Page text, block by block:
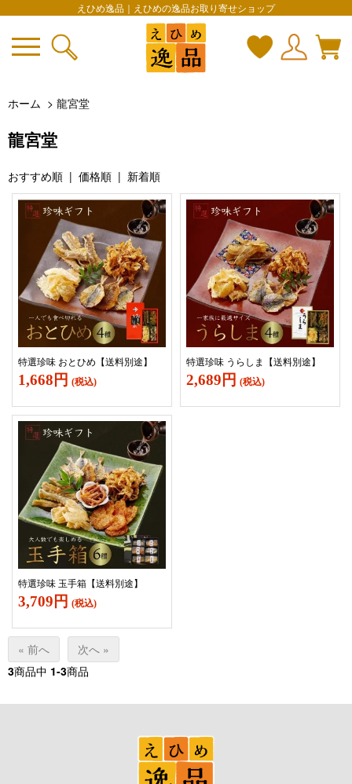
えひめ逸品｜えひめの逸品お取り寄せショップ
ホーム > 龍宮堂
龍宮堂
おすすめ順 | 価格順 | 新着順
特選珍味 おとひめ【送料別途】
1,668円 (税込)
特選珍味 うらしま【送料別途】
2,689円 (税込)
特選珍味 玉手箱【送料別途】
3,709円 (税込)
« 前へ
次へ »
3商品中 1-3商品